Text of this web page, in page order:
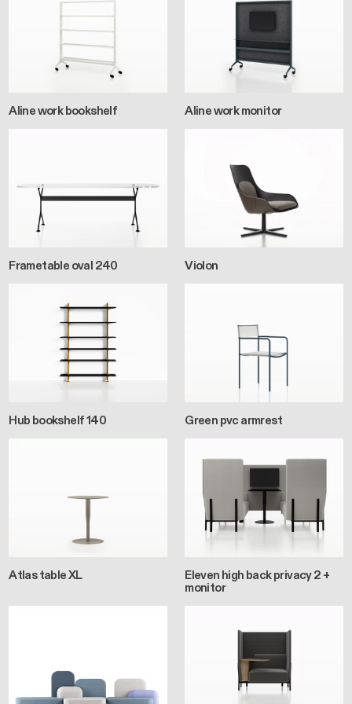
Aline work bookshelf Aline work monitor
Frametable oval 240 Violon
Hub bookshelf 140 Green pvc armrest
Atlas table XL
Eleven high back privacy 2 +
monitor